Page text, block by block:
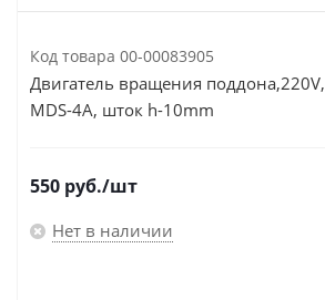
Код товара 00-00083905
Двигатель вращения
MDS-4A, шток h-10mm
550 руб./шт
Нет в наличии